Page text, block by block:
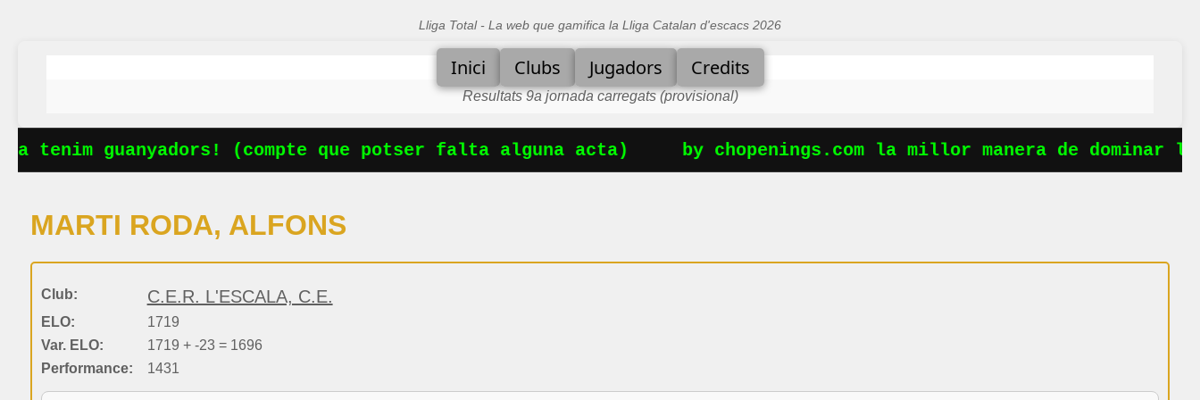
Lliga Total - La web que gamifica la Lliga Catalan d'escacs 2026
Inici Clubs Jugadors Credits
Resultats 9a jornada carregats (provisional)
tenim guanyadors! (compte que potser falta alguna acta) by chopenings.com la millor manera de dominar
MARTI RODA, ALFONS
Club: C.E.R. L'ESCALA, C.E.
ELO:
1719
Var. ELO:
1719 + -23 = 1696
Performance:
1431